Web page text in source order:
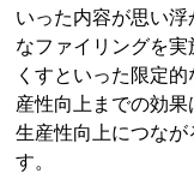
いった内容が思い
なファイリングを
くすといった限定
産性向上までの効
生産性向上につなが
す。